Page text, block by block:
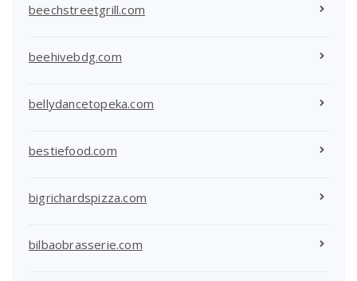
beechstreetgrill.com
beehivebdg.com
bellydancetopeka.com
bestiefood.com
bigrichardspizza.com
bilbaobrasserie.com